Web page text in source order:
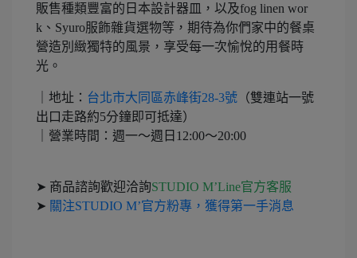
販售種類豐富的日本設計器皿，以及​fog linen wor
k、Syuro服飾雜貨選​物等，期待為你們家中的餐桌
營造別緻獨特的風景，享受每一次愉悅的用餐時
光。​
地址： 台北市大同區赤峰街28-3號 （雙連站一號
出口走路約5分鐘即可抵達）
營業時間：週一～週日12:00～20:00
➤ 商品諮詢歡迎洽詢STUDIO M’Line官方客服
➤ 關注STUDIO M’官方粉專，獲得第一手消息